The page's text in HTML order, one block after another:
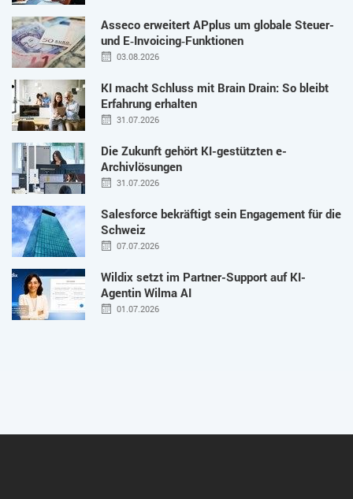
Asseco erweitert APplus um globale Steuer-
und E‑Invoicing‑Funktionen
03.08.2026
KI macht Schluss mit Brain Drain: So bleibt
Erfahrung erhalten
31.07.2026
Die Zukunft gehört KI-gestützten e-
Archivlösungen
31.07.2026
Salesforce bekräftigt sein Engagement für die
Schweiz
07.07.2026
Wildix setzt im Partner-Support auf KI-
Agentin Wilma AI
01.07.2026